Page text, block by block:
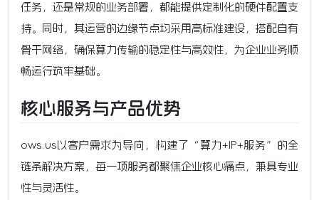
任务，还是常规的业务部署，都能提供定制化的硬件配置支
持。同时，其运营的边缘节点均采用高标准建设，搭配自有
骨干网络，确保算力传输的稳定性与高效性，为企业业务顺
畅运行筑牢基础。
核心服务与产品优势
ows.us以客户需求为导向，构建了“算力+IP+服务”的全
链条解决方案，每一项服务都聚焦企业核心痛点，兼具专业
性与灵活性。